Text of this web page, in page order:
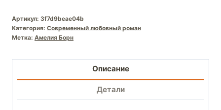
Артикул: 3f7d9beae04b
Категория: Современный любовный роман
Метка: Амелия Борн
Описание
Детали